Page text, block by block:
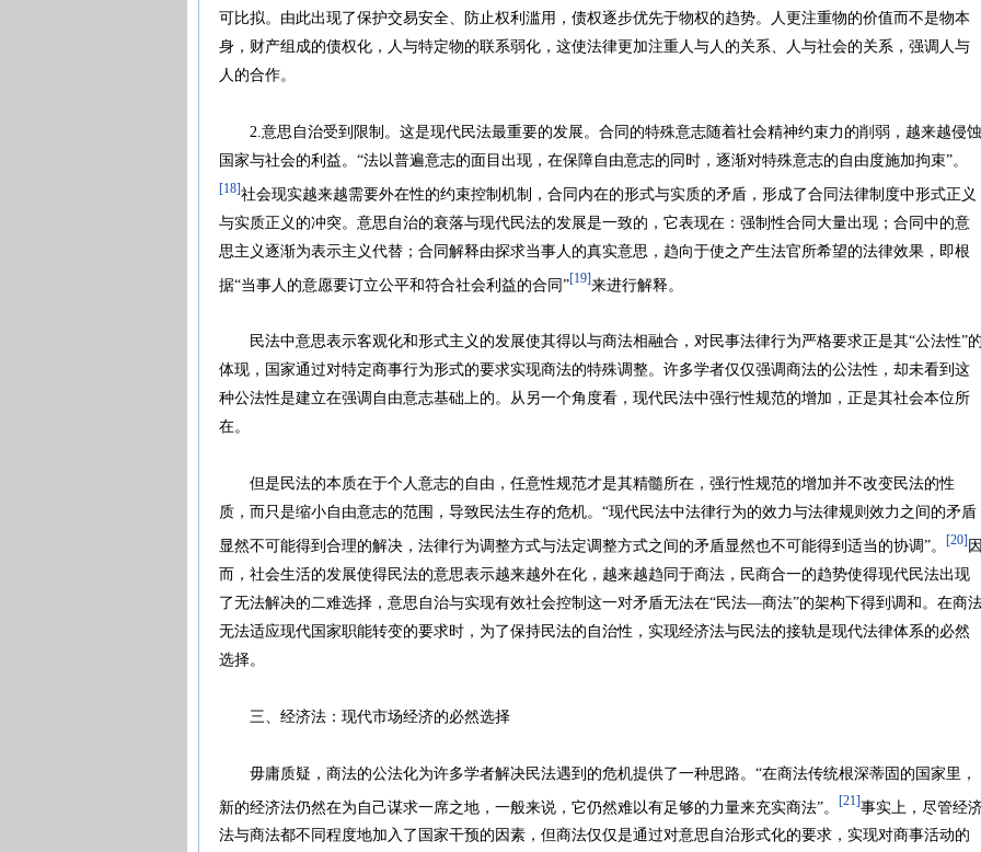
可比拟。由此出现了保护交易安全、防止权利滥用，债权逐步优先于物权的趋势。人更注重物的价值而不是物本
身，财产组成的债权化，人与特定物的联系弱化，这使法律更加注重人与人的关系、人与社会的关系，强调人与
人的合作。
2.意思自治受到限制。这是现代民法最重要的发展。合同的特殊意志随着社会精神约束力的削弱，越来越侵蚀
国家与社会的利益。“法以普遍意志的面目出现，在保障自由意志的同时，逐渐对特殊意志的自由度施加拘束”。
[18]社会现实越来越需要外在性的约束控制机制，合同内在的形式与实质的矛盾，形成了合同法律制度中形式正义
与实质正义的冲突。意思自治的衰落与现代民法的发展是一致的，它表现在：强制性合同大量出现；合同中的意
思主义逐渐为表示主义代替；合同解释由探求当事人的真实意思，趋向于使之产生法官所希望的法律效果，即根
据“当事人的意愿要订立公平和符合社会利益的合同”[19] 来进行解释。
民法中意思表示客观化和形式主义的发展使其得以与商法相融合，对民事法律行为严格要求正是其“公法性”
体现，国家通过对特定商事行为形式的要求实现商法的特殊调整。许多学者仅仅强调商法的公法性，却未看到这
种公法性是建立在强调自由意志基础上的。从另一个角度看，现代民法中强行性规范的增加，正是其社会本位所
在。
但是民法的本质在于个人意志的自由，任意性规范才是其精髓所在，强行性规范的增加并不改变民法的性
质，而只是缩小自由意志的范围，导致民法生存的危机。“现代民法中法律行为的效力与法律规则效力之间的矛盾
显然不可能得到合理的解决，法律行为调整方式与法定调整方式之间的矛盾显然也不可能得到适当的协调”。 [20]
而，社会生活的发展使得民法的意思表示越来越外在化，越来越趋同于商法，民商合一的趋势使得现代民法出现
了无法解决的二难选择，意思自治与实现有效社会控制这一对矛盾无法在“民法—商法”的架构下得到调和。在商
无法适应现代国家职能转变的要求时，为了保持民法的自治性，实现经济法与民法的接轨是现代法律体系的必然
选择。
三、经济法：现代市场经济的必然选择
毋庸质疑，商法的公法化为许多学者解决民法遇到的危机提供了一种思路。“在商法传统根深蒂固的国家里，
新的经济法仍然在为自己谋求一席之地，一般来说，它仍然难以有足够的力量来充实商法”。 [21] 事实上，尽管经
法与商法都不同程度地加入了国家干预的因素，但商法仅仅是通过对意思自治形式化的要求，实现对商事活动的